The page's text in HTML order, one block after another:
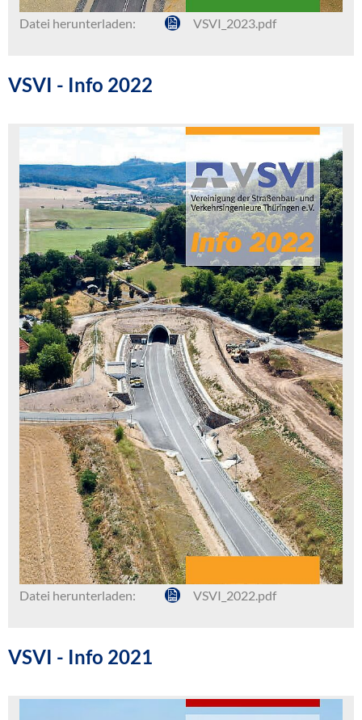
Datei herunterladen: VSVI_2023.pdf
VSVI - Info 2022
Datei herunterladen: VSVI_2022.pdf
VSVI - Info 2021